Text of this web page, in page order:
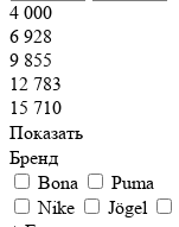
4 000
6 928
9 855
12 783
15 710
Показать
Бренд
Bona
Puma
Nike
Jögel